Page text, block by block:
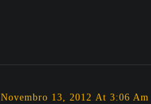
Novembro 13, 2012 At 3:06 Am